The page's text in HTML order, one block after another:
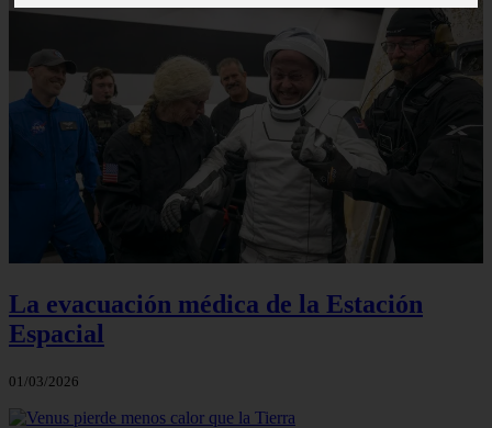
La evacuación médica de la Estación
Espacial
01/03/2026